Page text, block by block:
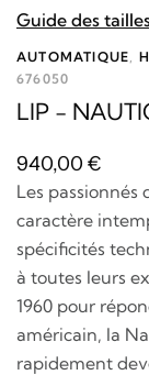
Guide des
AUTOMATIQUE
676050
LIP -
940,00 €
Les
caractère
spécificités
à toutes leurs
1960 pour
américain, la
rapidement